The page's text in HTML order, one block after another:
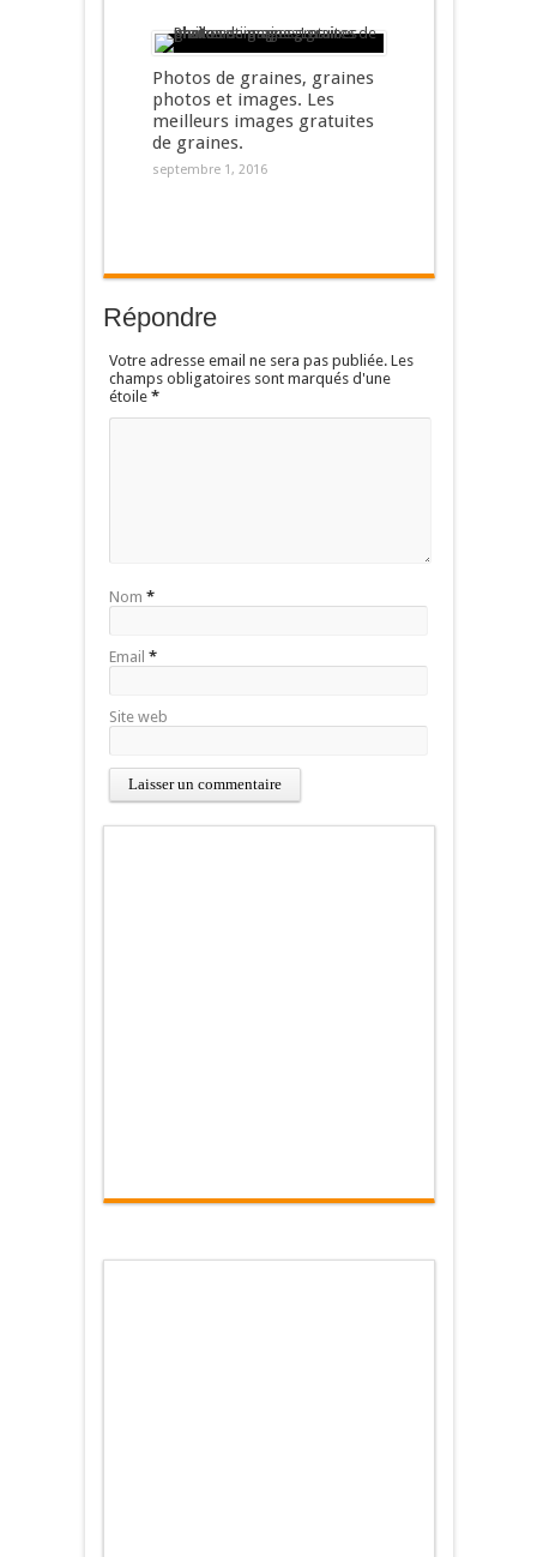
Photos de graines, graines
photos et images. Les
meilleurs images gratuites
de graines.
septembre 1, 2016
Répondre
Votre adresse email ne sera pas publiée. Les
champs obligatoires sont marqués d'une
étoile *
Nom *
Email *
Site web